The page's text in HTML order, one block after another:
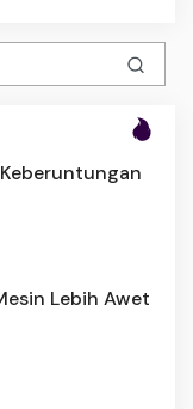
Lebih Awet